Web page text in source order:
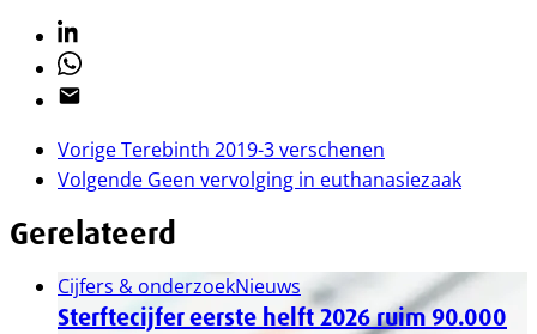
Linkedin
Whatsapp
Email
VorigeTerebinth 2019-3 verschenen
Volgende Geen vervolging in euthanasiezaak
Gerelateerd
Cijfers & onderzoekNieuws
Sterftecijfer eerste helft 2026 ruim 90.000